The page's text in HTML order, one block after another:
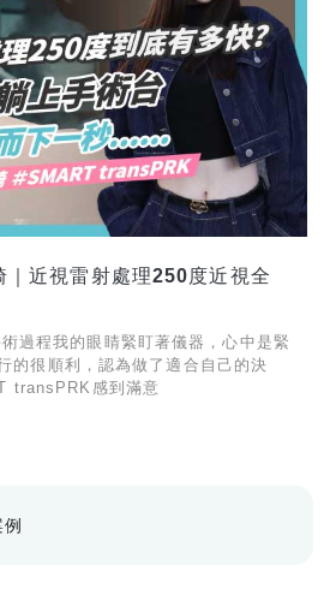
｜近視雷射處理250度近視全
過程我的眼睛緊盯著儀器，心中是緊
的很順利，認為做了適合自己的決
transPRK感到滿意